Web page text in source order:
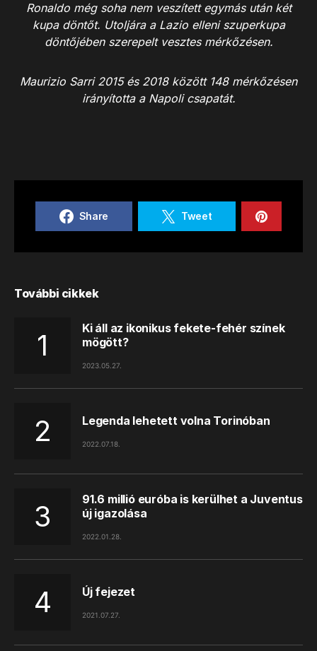
Ronaldo még soha nem veszített egymás után két
kupa döntőt. Utoljára a Lazio elleni szuperkupa
döntőjében szerepelt vesztes mérkőzésen.
Maurizio Sarri 2015 és 2018 között 148 mérkőzésen
irányította a Napoli csapatát.
Share Tweet
További cikkek
Ki áll az ikonikus fekete-fehér színek
mögött?
2023.05.27.
Legenda lehetett volna Torinóban
2022.07.18.
91.6 millió euróba is kerülhet a Juventus
új igazolása
2022.01.28.
Új fejezet
2021.07.27.